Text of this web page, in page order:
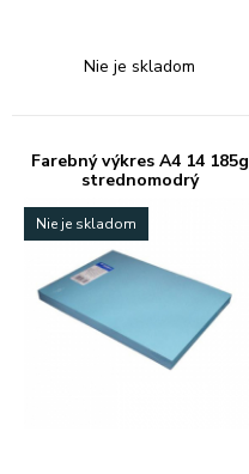
Nie je skladom
Farebný výkres A4 14 185g
strednomodrý
Nie je skladom